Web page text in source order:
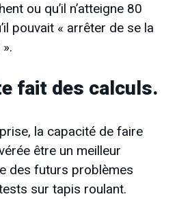
ou qu’il n’atteigne 80
pouvait « arrêter de se la
fait des calculs.
la capacité de faire
être un meilleur
des futurs problèmes
sur tapis roulant.